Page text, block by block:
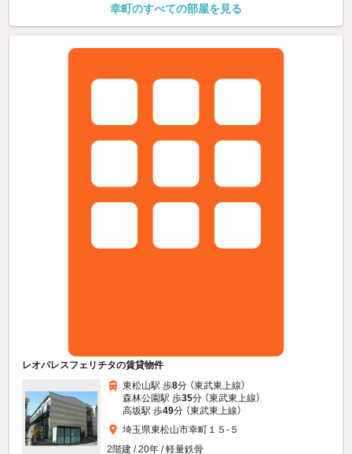
幸町のすべての部屋を見る
レオパレスフェリチタの賃貸物件
東松山駅 歩8分 （東武東上線）
森林公園駅 歩35分 （東武東上線）
高坂駅 歩49分 （東武東上線）
埼玉県東松山市幸町１５-５
2階建 / 20年 / 軽量鉄骨